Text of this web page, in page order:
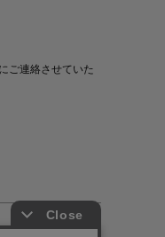
ご連絡させていた